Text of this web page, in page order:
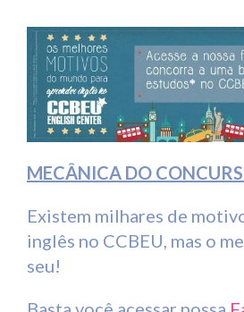
MECÂNICA DO
Existem milhares de
inglês no CCBEU, mas o
seu!